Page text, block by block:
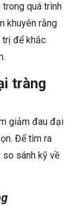
quá trình
khuyên rằng
để khắc
tràng
giảm đau đại
Để tìm ra
so sánh kỹ về